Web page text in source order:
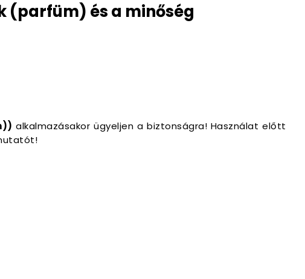
(parfüm) és a minőség
alkalmazásakor ügyeljen a biztonságra! Használat előtt